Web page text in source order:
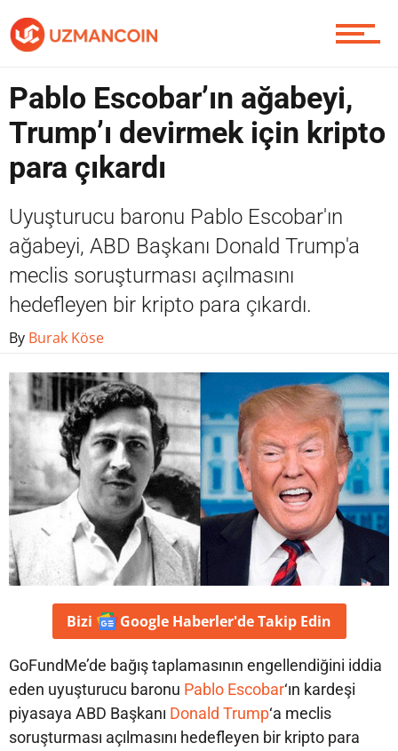
Piyasa
Soru Sor
Contact / İletişim
Pablo Escobar’ın ağabeyi,
Trump’ı devirmek için kripto
para çıkardı
Uyuşturucu baronu Pablo Escobar'ın
ağabeyi, ABD Başkanı Donald Trump'a
meclis soruşturması açılmasını
hedefleyen bir kripto para çıkardı.
By Burak Köse
Bizi Google Haberler'deTakip Edin
GoFundMe’de bağış taplamasının engellendiğini iddia
eden uyuşturucu baronu Pablo Escobar‘ın kardeşi
piyasaya ABD Başkanı Donald Trump‘a meclis
soruşturması açılmasını hedefleyen bir kripto para